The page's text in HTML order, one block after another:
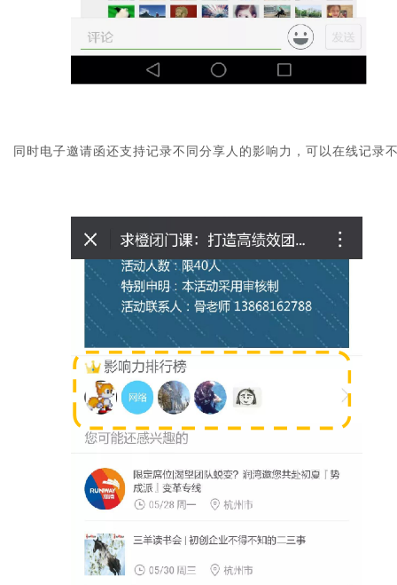
同时电子邀请函还支持记录不同分享人的影响力，可以在线记录